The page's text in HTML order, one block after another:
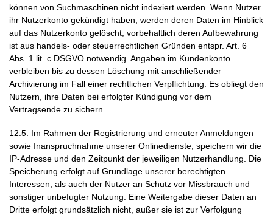
können von Suchmaschinen nicht indexiert werden. Wenn Nutzer
ihr Nutzerkonto gekündigt haben, werden deren Daten im Hinblick
auf das Nutzerkonto gelöscht, vorbehaltlich deren Aufbewahrung
ist aus handels- oder steuerrechtlichen Gründen entspr. Art. 6
Abs. 1 lit. c DSGVO notwendig. Angaben im Kundenkonto
verbleiben bis zu dessen Löschung mit anschließender
Archivierung im Fall einer rechtlichen Verpflichtung. Es obliegt den
Nutzern, ihre Daten bei erfolgter Kündigung vor dem
Vertragsende zu sichern.
12.5. Im Rahmen der Registrierung und erneuter Anmeldungen
sowie Inanspruchnahme unserer Onlinedienste, speichern wir die
IP-Adresse und den Zeitpunkt der jeweiligen Nutzerhandlung. Die
Speicherung erfolgt auf Grundlage unserer berechtigten
Interessen, als auch der Nutzer an Schutz vor Missbrauch und
sonstiger unbefugter Nutzung. Eine Weitergabe dieser Daten an
Dritte erfolgt grundsätzlich nicht, außer sie ist zur Verfolgung